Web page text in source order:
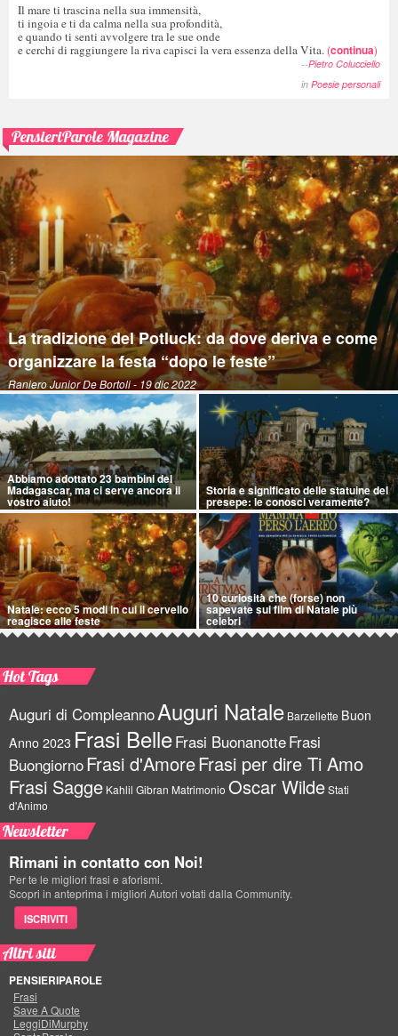
Il mare ti trascina nella sua immensità,
ti ingoia e ti da calma nella sua profondità,
e quando ti senti avvolgere tra le sue onde
e cerchi di raggiungere la riva capisci la vera essenza della Vita. (continua)
--Pietro Colucciello
in Poesie personali
PensieriParole Magazine
La tradizione del Potluck: da dove deriva e come
organizzare la festa “dopo le feste”
Raniero Junior De Bortoli- 19 dic 2022
Abbiamo adottato 23 bambini del
Madagascar, ma ci serve ancora il
vostro aiuto!
Storia e significato delle statuine del
presepe: le conosci veramente?
Natale: ecco 5 modi in cui il cervello
reagisce alle feste
10 curiosità che (forse) non
sapevate sui film di Natale più
celebri
Hot Tags
Auguri di CompleannoAuguri Natale Barzellette Buon
Anno 2023 Frasi BelleFrasi BuonanotteFrasi
BuongiornoFrasi d'AmoreFrasi per dire Ti Amo
Frasi Sagge Kahlil Gibran Matrimonio Oscar WildeStati
d'Animo
Newsletter
Rimani in contatto con Noi!
Per te le migliori frasi e aforismi.
Scopri in anteprima i migliori Autori votati dalla Community.
ISCRIVITI
Altri siti
PENSIERIPAROLE
Frasi
Save A Quote
LeggiDiMurphy